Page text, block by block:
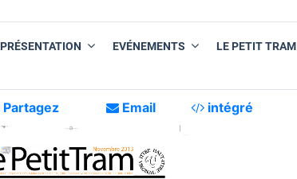
PRÉSENTATION EVÉNEMENTS LE PETIT TRAM